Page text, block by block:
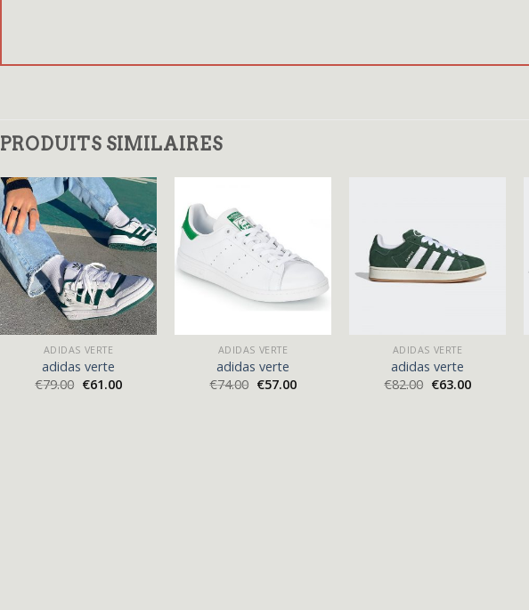
PRODUITS SIMILAIRES
ADIDAS VERTE
adidas verte
€79.00 €61.00
ADIDAS VERTE
adidas verte
€74.00 €57.00
ADIDAS VERTE
adidas verte
€82.00 €63.00